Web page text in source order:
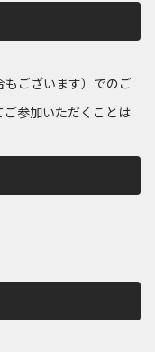
ございます）でのご
参加いただくことは